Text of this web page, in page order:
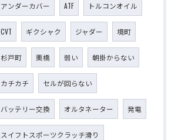
アンダーカバー ATF トルコンオイル
CVT ギクシャク ジャダー 境町
杉戸町 栗橋 弱い 朝掛からない
カチカチ セルが回らない
バッテリー交換 オルタネーター 発電
スイフトスポーツクラッチ滑り